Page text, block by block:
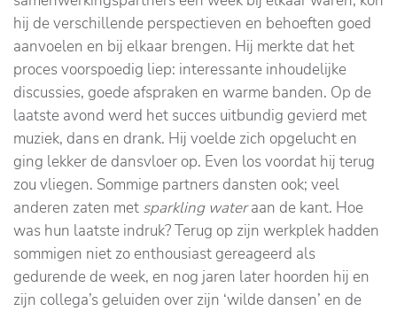
hij de verschillende perspectieven en behoeften goed
aanvoelen en bij elkaar brengen. Hij merkte dat het
proces voorspoedig liep: interessante inhoudelijke
discussies, goede afspraken en warme banden. Op de
laatste avond werd het succes uitbundig gevierd met
muziek, dans en drank. Hij voelde zich opgelucht en
ging lekker de dansvloer op. Even los voordat hij terug
zou vliegen. Sommige partners dansten ook; veel
anderen zaten met sparkling wateraan de kant. Hoe
was hun laatste indruk? Terug op zijn werkplek hadden
sommigen niet zo enthousiast gereageerd als
gedurende de week, en nog jaren later hoorden hij en
zijn collega’s geluiden over zijn ‘wilde dansen’ en de